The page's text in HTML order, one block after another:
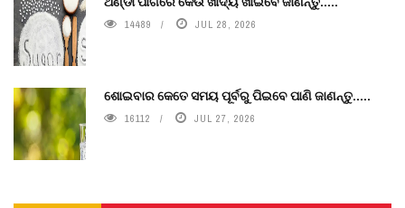
14489 JUL 28, 2026
ଶୋଇବାର କେତେ ସମୟ ପୂର୍ବରୁ ପିଇବେ ପାଣି ଜାଣନ୍ତୁ.....
16112 JUL 27, 2026